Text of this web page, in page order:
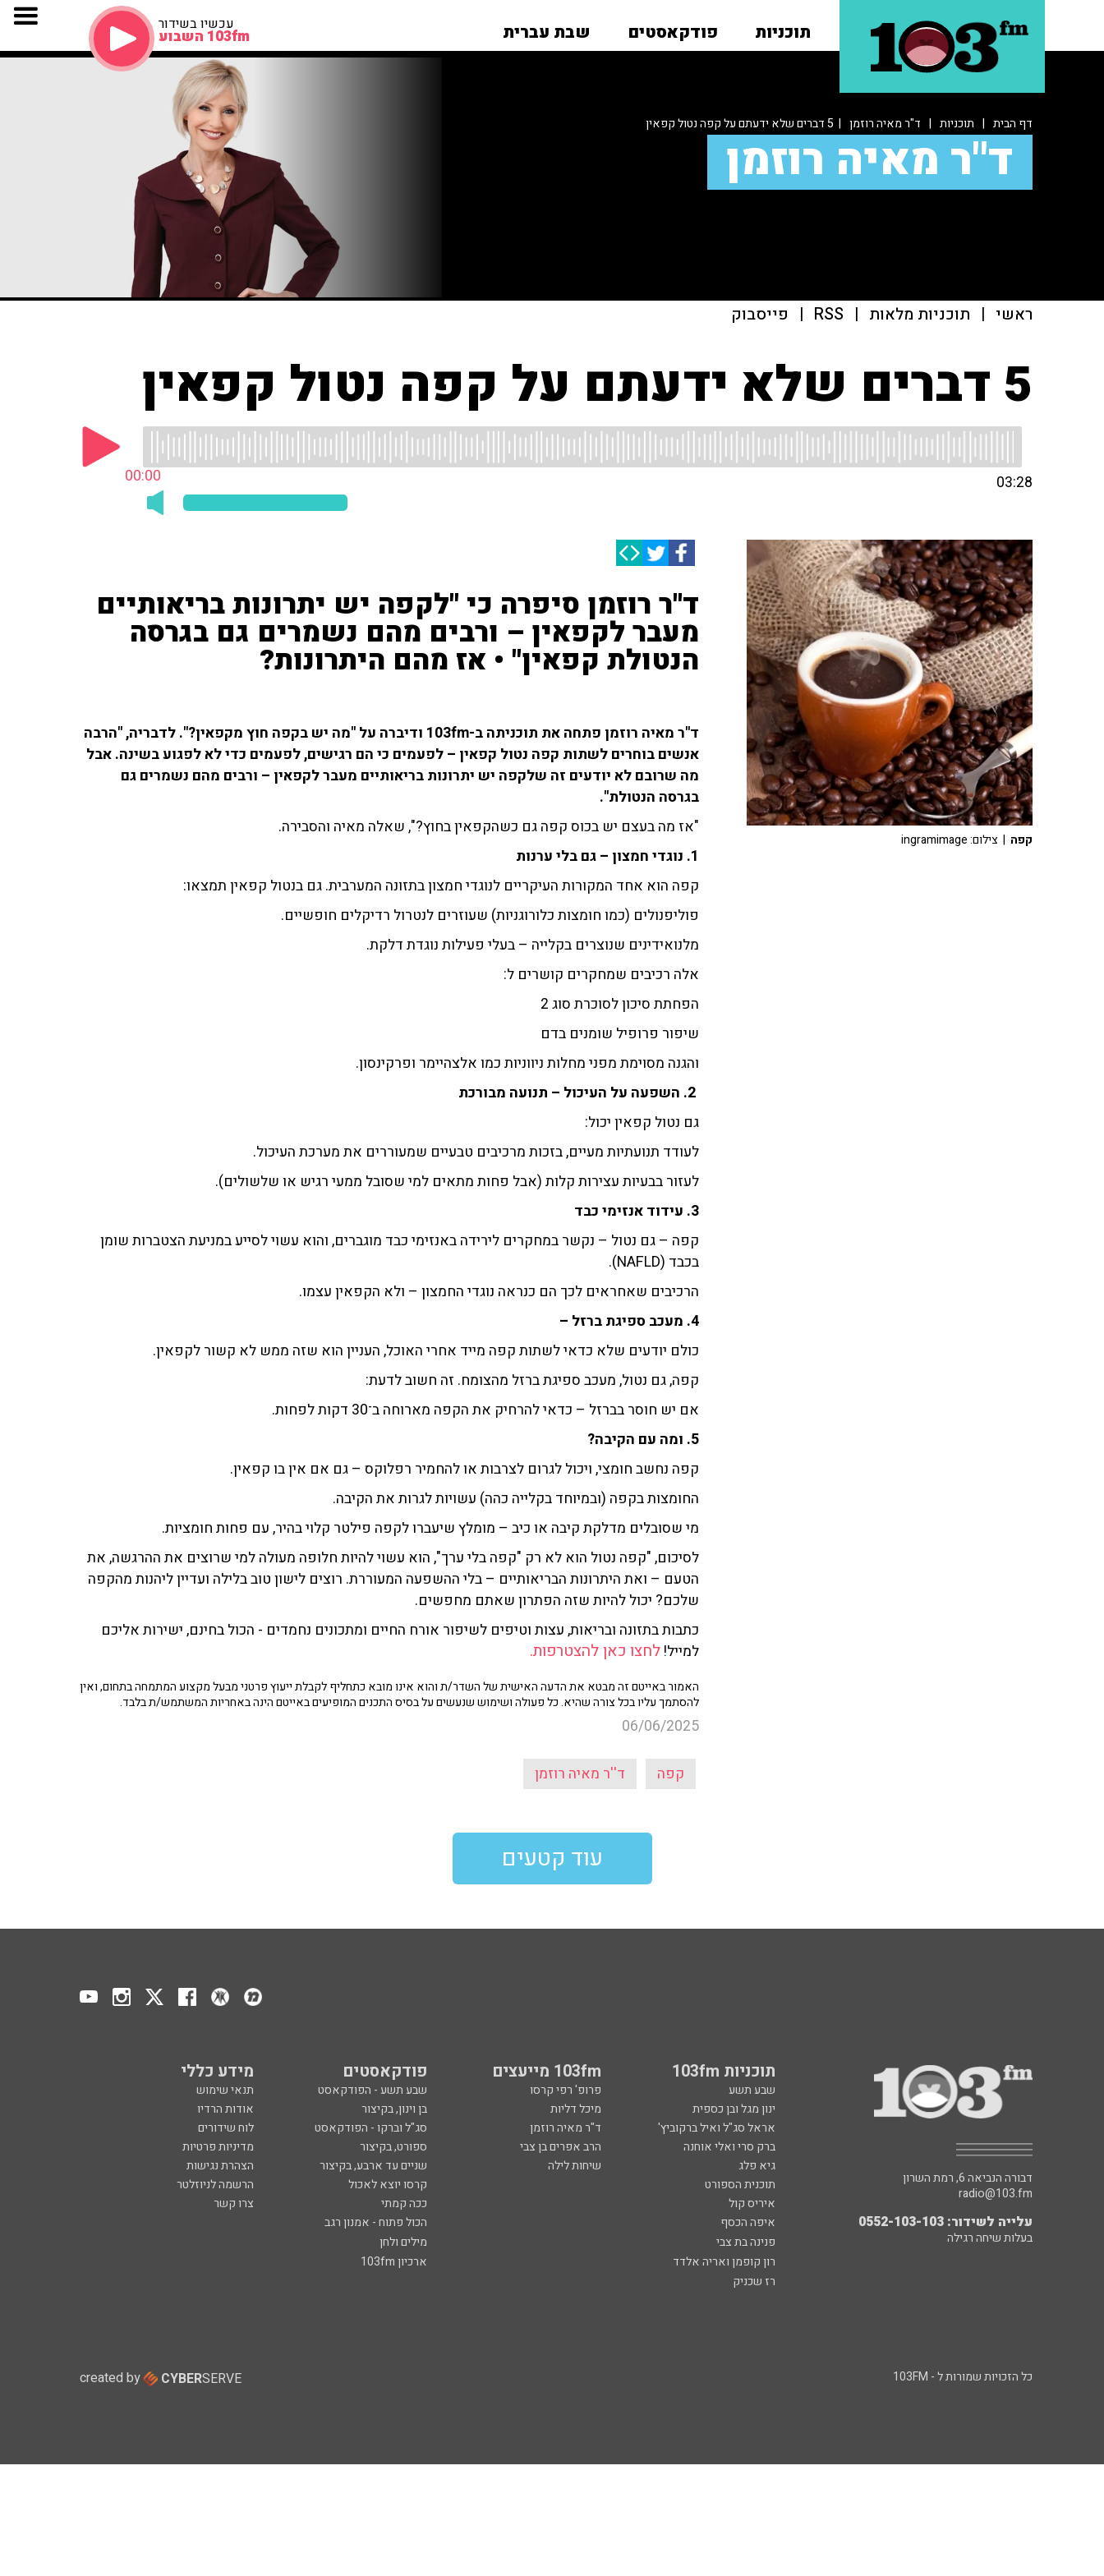
תוכניות פודקאסטים שבת עברית עכשיו בשידור
103fm השבוע
דף הבית | תוכניות | ד"ר מאיה רוזמן | 5 דברים שלא ידעתם על קפה נטול קפאין
ד"ר מאיה רוזמן
ראשי | תוכניות מלאות |
RSS
| פייסבוק
5 דברים שלא ידעתם על קפה נטול קפאין
00:00 03:28
ד''ר רוזמן סיפרה כי "לקפה יש יתרונות בריאותיים
מעבר לקפאין – ורבים מהם נשמרים גם בגרסה
הנטולת קפאין" • אז מהם היתרונות?
ד''ר מאיה רוזמן פתחה את תוכניתה ב-103fm ודיברה על "מה יש בקפה חוץ מקפאין?". לדבריה, "הרבה
אנשים בוחרים לשתות קפה נטול קפאין – לפעמים כי הם רגישים, לפעמים כדי לא לפגוע בשינה. אבל
מה שרובם לא יודעים זה שלקפה יש יתרונות בריאותיים מעבר לקפאין – ורבים מהם נשמרים גם
בגרסה הנטולת".
"אז מה בעצם יש בכוס קפה גם כשהקפאין בחוץ?", שאלה מאיה והסבירה.
1. נוגדי חמצון – גם בלי ערנות
קפה הוא אחד המקורות העיקריים לנוגדי חמצון בתזונה המערבית. גם בנטול קפאין תמצאו:
פוליפנולים (כמו חומצות כלורוגניות) שעוזרים לנטרול רדיקלים חופשיים.
מלנואידינים שנוצרים בקלייה – בעלי פעילות נוגדת דלקת.
אלה רכיבים שמחקרים קושרים ל:
הפחתת סיכון לסוכרת סוג 2
שיפור פרופיל שומנים בדם
והגנה מסוימת מפני מחלות ניווניות כמו אלצהיימר ופרקינסון.
גם נטול קפאין יכול:
לעודד תנועתיות מעיים, בזכות מרכיבים טבעיים שמעוררים את מערכת העיכול.
לעזור בבעיות עצירות קלות (אבל פחות מתאים למי שסובל ממעי רגיש או שלשולים).
3. עידוד אנזימי כבד
קפה – גם נטול – נקשר במחקרים לירידה באנזימי כבד מוגברים, והוא עשוי לסייע במניעת הצטברות שומן
בכבד (NAFLD).
הרכיבים שאחראים לכך הם כנראה נוגדי החמצון – ולא הקפאין עצמו.
4. מעכב ספיגת ברזל –
כולם יודעים שלא כדאי לשתות קפה מייד אחרי האוכל, העניין הוא שזה ממש לא קשור לקפאין.
קפה, גם נטול, מעכב ספיגת ברזל מהצומח. זה חשוב לדעת:
אם יש חוסר בברזל – כדאי להרחיק את הקפה מארוחה ב־30 דקות לפחות.
5. ומה עם הקיבה?
קפה נחשב חומצי, ויכול לגרום לצרבות או להחמיר רפלוקס – גם אם אין בו קפאין.
החומצות בקפה (ובמיוחד בקלייה כהה) עשויות לגרות את הקיבה.
מי שסובלים מדלקת קיבה או כיב – מומלץ שיעברו לקפה פילטר קלוי בהיר, עם פחות חומציות.
לסיכום, "קפה נטול הוא לא רק "קפה בלי ערך", הוא עשוי להיות חלופה מעולה למי שרוצים את ההרגשה, את
הטעם – ואת היתרונות הבריאותיים – בלי ההשפעה המעוררת. רוצים לישון טוב בלילה ועדיין ליהנות מהקפה
שלכם? יכול להיות שזה הפתרון שאתם מחפשים.
כתבות בתזונה ובריאות, עצות וטיפים לשיפור אורח החיים ומתכונים נחמדים - הכול בחינם, ישירות אליכם
למייל! לחצו כאן להצטרפות.
האמור באייטם זה מבטא את הדעה האישית של השדר/ת והוא אינו מובא כתחליף לקבלת ייעוץ פרטני מבעל מקצוע המתמחה בתחום, ואין
להסתמך עליו בכל צורה שהיא. כל פעולה ושימוש שנעשים על בסיס התכנים המופיעים באייטם הינה באחריות המשתמש/ת בלבד.
06/06/2025
קפה ד''ר מאיה רוזמן
קפה | צילום: ingramimage
עוד קטעים
תוכניות 103fm 103fm מייעצים פודקאסטים מידע כללי
שבע תשע פרופ' רפי קרסו שבע תשע - הפודקאסט
תנאי שימוש
ינון מגל ובן כספית
מיכל דליות בן וינון, בקיצור
אודות הרדיו
אראל סג"ל ואיל ברקוביץ'
ד"ר מאיה רוזמן סג"ל וברקו - הפודקאסט
לוח שידורים
ברק סרי ואלי אוחנה
הרב אפרים בן צבי ספורט, בקיצור
מדיניות פרטיות
גיא פלג
שיחות לילה שניים עד ארבע, בקיצור
הצהרת נגישות
תוכנית הספורט
קרסו יוצא לאכול
הרשמה לניוזלטר
איריס קול
ככה קמתי
צרו קשר
איפה הכסף
הכול פתוח - אמנון רגב
פנינה בת צבי
מילים ולחן
רון קופמן ואריה אלדד
ארכיון 103fm
רז שכניק
דבורה הנביאה 6, רמת השרון
radio@103.fm
עלייה לשידור: 0552-103-103
בעלות שיחה רגילה
כל הזכויות שמורות ל - 103FM created by CYBERSERVE